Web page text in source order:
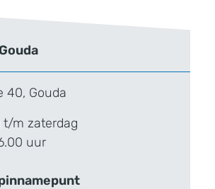
40, Gouda
t/m zaterdag
uur